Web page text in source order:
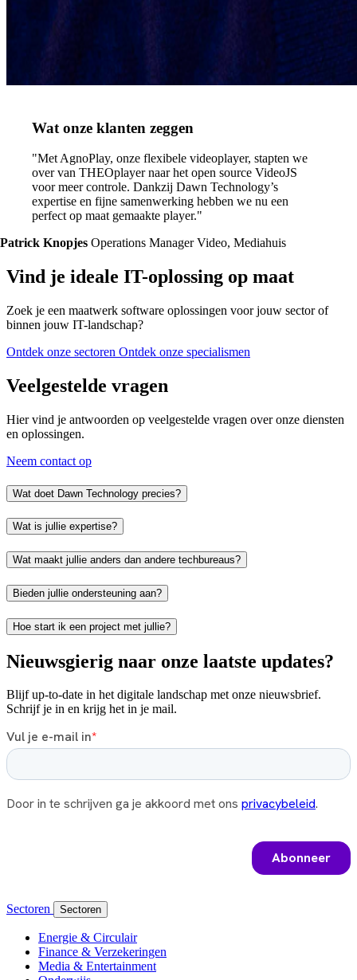
Wat onze klanten zeggen
"Met AgnoPlay, onze flexibele videoplayer, stapten we
over van THEOplayer naar het open source VideoJS
voor meer controle. Dankzij Dawn Technology’s
expertise en fijne samenwerking hebben we nu een
perfect op maat gemaakte player."
Patrick Knopjes Operations Manager Video, Mediahuis
Vind je ideale IT-oplossing op maat
Zoek je een maatwerk software oplossingen voor jouw sector of
binnen jouw IT-landschap?
Ontdek onze sectoren Ontdek onze specialismen
Veelgestelde vragen
Hier vind je antwoorden op veelgestelde vragen over onze diensten
en oplossingen.
Neem contact op
Wat doet Dawn Technology precies?
Wat is jullie expertise?
Wat maakt jullie anders dan andere techbureaus?
Bieden jullie ondersteuning aan?
Hoe start ik een project met jullie?
Nieuwsgierig naar onze laatste updates?
Blijf up-to-date in het digitale landschap met onze nieuwsbrief.
Schrijf je in en krijg het in je mail.
Sectoren Sectoren
Energie & Circulair
Finance & Verzekeringen
Media & Entertainment